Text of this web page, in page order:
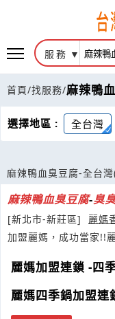
服務
首頁/找服務/麻辣鴨
選擇地區 : 全台灣
麻辣鴨血臭豆腐-全台灣
麻辣鴨血臭豆腐-臭
[新北市-新莊區]
麗媽
加盟麗媽，成功當家!!
麗媽加盟連鎖 -四
麗媽四季鍋加盟連